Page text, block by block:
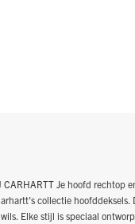
CARHARTT Je hoofd rechtop
collectie
Elke stijl is speciaal